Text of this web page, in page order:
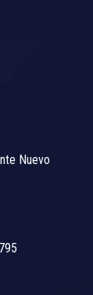
Nuevo